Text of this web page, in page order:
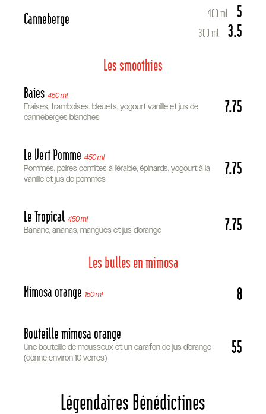
Canneberge 400 ml 5
300 ml 3.5
Les smoothies
Baies 450 ml
Fraises, framboises, bleuets, yogourt vanille et jus de
canneberges blanches
7.75
Le Vert Pomme 450 ml
Pommes, poires confites à l'érable, épinards, yogourt à la
vanille et jus de pommes
7.75
Le Tropical 450 ml
Banane, ananas, mangues et jus d'orange 7.75
Les bulles en mimosa
Mimosa orange 150 ml 8
Bouteille mimosa orange
Une bouteille de mousseux et un carafon de jus d’orange
(donne environ 10 verres)
55
Légendaires Bénédictines